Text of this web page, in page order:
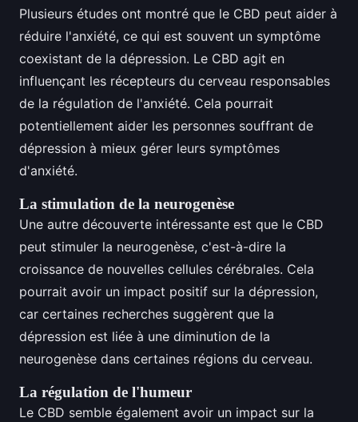
Plusieurs études ont montré que le CBD peut aider à
réduire l'anxiété, ce qui est souvent un symptôme
coexistant de la dépression. Le CBD agit en
influençant les récepteurs du cerveau responsables
de la régulation de l'anxiété. Cela pourrait
potentiellement aider les personnes souffrant de
dépression à mieux gérer leurs symptômes
d'anxiété.
La stimulation de la neurogenèse
Une autre découverte intéressante est que le CBD
peut stimuler la neurogenèse, c'est-à-dire la
croissance de nouvelles cellules cérébrales. Cela
pourrait avoir un impact positif sur la dépression,
car certaines recherches suggèrent que la
dépression est liée à une diminution de la
neurogenèse dans certaines régions du cerveau.
La régulation de l'humeur
Le CBD semble également avoir un impact sur la